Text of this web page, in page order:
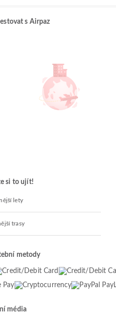
s Airpaz
si to ujít!
lety
trasy
metody
média